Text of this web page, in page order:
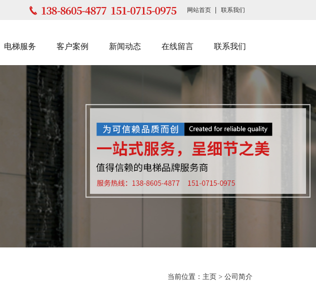
网站首页 联系我们
电梯服务 客户案例 新闻动态 在线留言 联系我们
当前位置： 主页 > 公司简介